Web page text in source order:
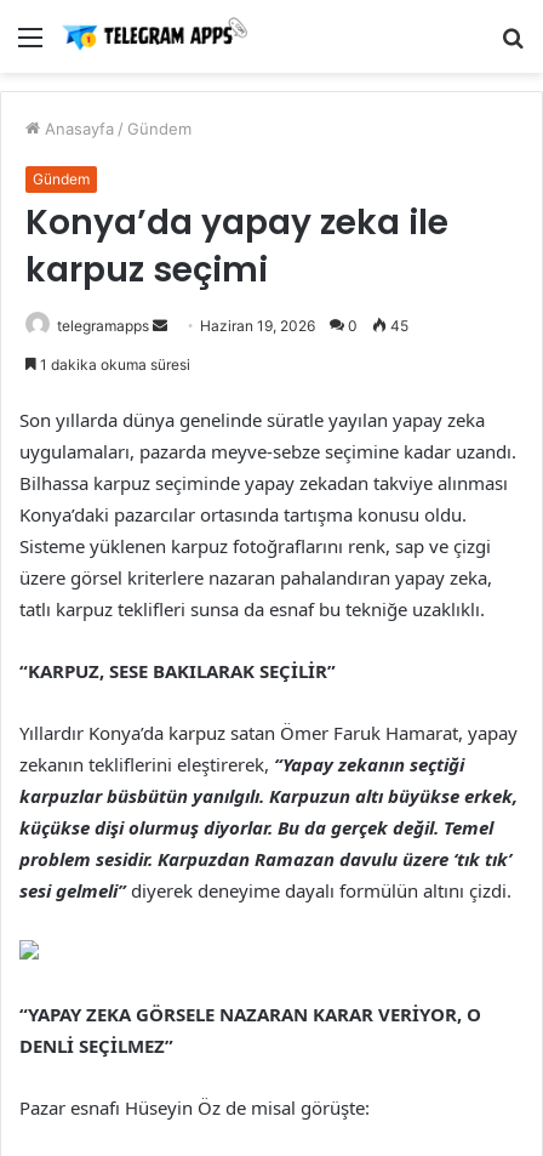
Menü
Anasayfa / Gündem
Gündem
Konya’da yapay zeka ile
karpuz seçimi
telegramapps
Bir
göndermek
Haziran 19, 2026 0 45
1 dakika okuma süresi
Son yıllarda dünya genelinde süratle yayılan yapay zeka
uygulamaları, pazarda meyve-sebze seçimine kadar uzandı.
Bilhassa karpuz seçiminde yapay zekadan takviye alınması
Konya’daki pazarcılar ortasında tartışma konusu oldu.
Sisteme yüklenen karpuz fotoğraflarını renk, sap ve çizgi
üzere görsel kriterlere nazaran pahalandıran yapay zeka,
tatlı karpuz teklifleri sunsa da esnaf bu tekniğe uzaklıklı.
“KARPUZ, SESE BAKILARAK SEÇİLİR”
Yıllardır Konya’da karpuz satan Ömer Faruk Hamarat, yapay
zekanın tekliflerini eleştirerek, “Yapay zekanın seçtiği
karpuzlar büsbütün yanılgılı. Karpuzun altı büyükse erkek,
küçükse dişi olurmuş diyorlar. Bu da gerçek değil. Temel
problem sesidir. Karpuzdan Ramazan davulu üzere ‘tık tık’
sesi gelmeli”diyerek deneyime dayalı formülün altını çizdi.
“YAPAY ZEKA GÖRSELE NAZARAN KARAR VERİYOR, O
DENLİ SEÇİLMEZ”
Pazar esnafı Hüseyin Öz de misal görüşte: